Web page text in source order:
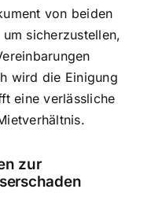
von beiden
sicherzustellen,
wird die Einigung
eine verlässliche
zur